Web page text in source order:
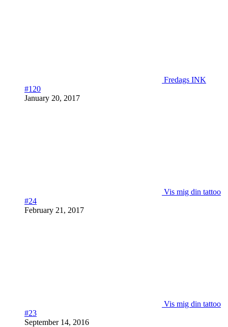
Fredags INK
#120
January 20, 2017
Vis mig din tattoo
#24
February 21, 2017
Vis mig din tattoo
#23
September 14, 2016